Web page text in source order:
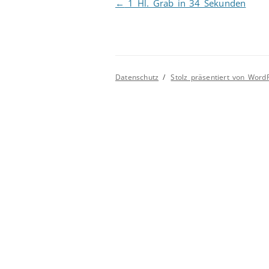
Beitragsnavigation
← 1 Hl. Grab in 34 Sekunden
Datenschutz Stolz präsentiert von